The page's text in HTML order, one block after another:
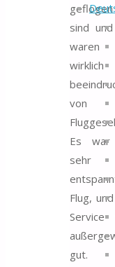
geflogen
sind
waren
wirklich
von
Es war
sehr
Flug,
Service
gut.